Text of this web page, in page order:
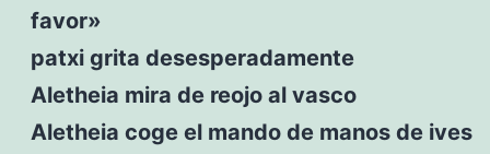
favor»
patxi grita desesperadamente
Aletheia mira de reojo al vasco
Aletheia coge el mando de manos de ives